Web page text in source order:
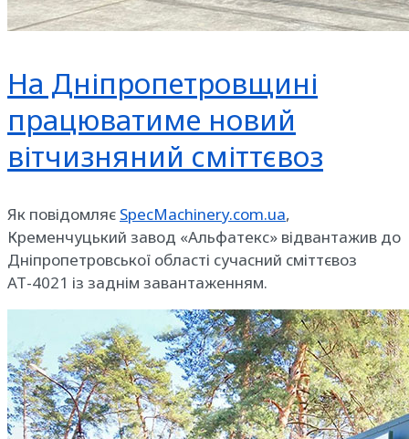
На Дніпропетровщині
працюватиме новий
вітчизняний сміттєвоз
Як повідомляє SpecMachinery.com.ua,
Кременчуцький завод «Альфатекс» відвантажив до
Дніпропетровської області сучасний сміттєвоз
АТ-4021 із заднім завантаженням.